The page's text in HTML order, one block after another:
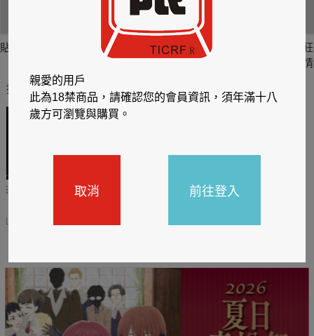
貼身剪裁II：如癮
貼心情婦～魅惑之
情竊竹心～魅惑之
推薦你買好東西
閱讀有禮，TCL平板送觸
TCL數位筆記本送月讀包1
親愛的用戶
此為18禁商品，請確認您的會員資訊，須年滿十八
歲方可瀏覽與購買。
取消 前往登入